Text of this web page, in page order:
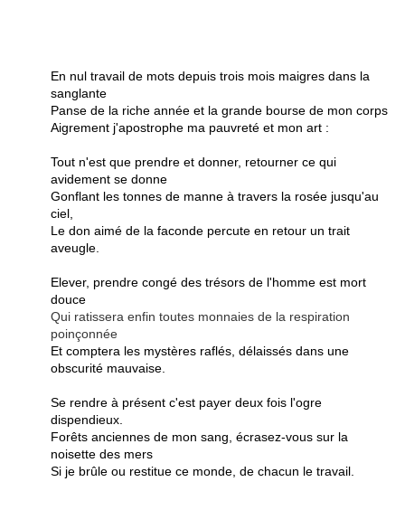
En nul travail de mots depuis trois mois maigres dans la
sanglante
Panse de la riche année et la grande bourse de mon corps
Aigrement j'apostrophe ma pauvreté et mon art :
Tout n'est que prendre et donner, retourner ce qui
avidement se donne
Gonflant les tonnes de manne à travers la rosée jusqu'au
ciel,
Le don aimé de la faconde percute en retour un trait
aveugle.
Elever, prendre congé des trésors de l'homme est mort
douce
Qui ratissera enfin toutes monnaies de la respiration
poinçonnée
Et comptera les mystères raflés, délaissés dans une
obscurité mauvaise.
Se rendre à présent c'est payer deux fois l'ogre
dispendieux.
Forêts anciennes de mon sang, écrasez-vous sur la
noisette des mers
Si je brûle ou restitue ce monde, de chacun le travail.